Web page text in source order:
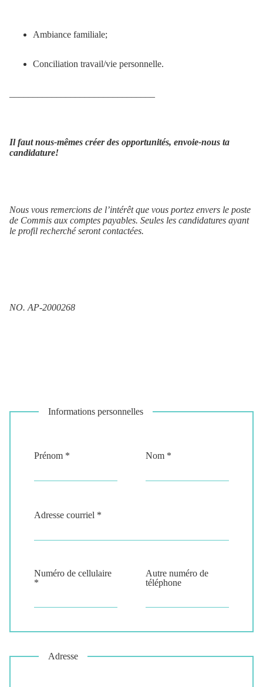
Ambiance familiale;
Conciliation travail/vie personnelle.
Il faut nous-mêmes créer des opportunités, envoie-nous ta
candidature!
Nous vous remercions de l’intérêt que vous portez envers le poste
de Commis aux comptes payables. Seules les candidatures ayant
le profil recherché seront contactées.
NO. AP-2000268
Informations personnelles
Prénom * Nom *
Adresse courriel *
Numéro de cellulaire
*
Autre numéro de
téléphone
Adresse